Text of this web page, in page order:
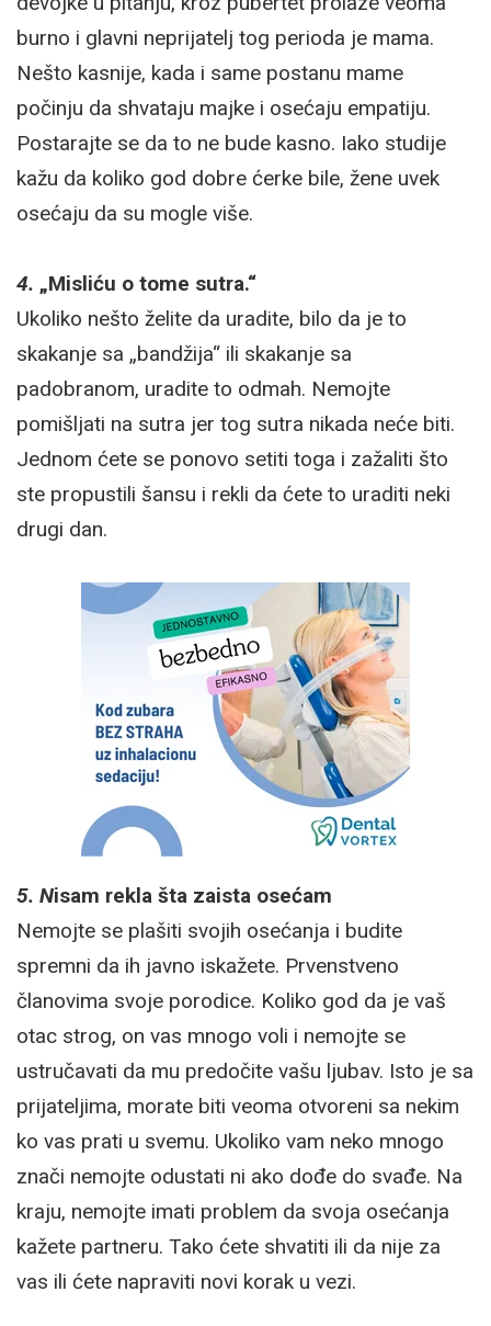
burno i glavni neprijatelj tog perioda je mama.
Nešto kasnije, kada i same postanu mame
počinju da shvataju majke i osećaju empatiju.
Postarajte se da to ne bude kasno. Iako studije
kažu da koliko god dobre ćerke bile, žene uvek
osećaju da su mogle više.
4. „Misliću o tome sutra.“
Ukoliko nešto želite da uradite, bilo da je to
skakanje sa „bandžija“ ili skakanje sa
padobranom, uradite to odmah. Nemojte
pomišljati na sutra jer tog sutra nikada neće biti.
Jednom ćete se ponovo setiti toga i zažaliti što
ste propustili šansu i rekli da ćete to uraditi neki
drugi dan.
5. Nisam rekla šta zaista osećam
Nemojte se plašiti svojih osećanja i budite
spremni da ih javno iskažete. Prvenstveno
članovima svoje porodice. Koliko god da je vaš
otac strog, on vas mnogo voli i nemojte se
ustručavati da mu predočite vašu ljubav. Isto je sa
prijateljima, morate biti veoma otvoreni sa nekim
ko vas prati u svemu. Ukoliko vam neko mnogo
znači nemojte odustati ni ako dođe do svađe. Na
kraju, nemojte imati problem da svoja osećanja
kažete partneru. Tako ćete shvatiti ili da nije za
vas ili ćete napraviti novi korak u vezi.